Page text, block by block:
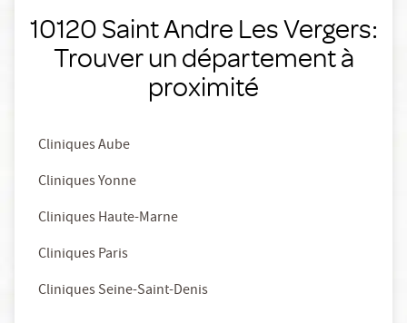
10120 Saint Andre Les Vergers:
Trouver un département à
proximité
Cliniques Aube
Cliniques Yonne
Cliniques Haute-Marne
Cliniques Paris
Cliniques Seine-Saint-Denis